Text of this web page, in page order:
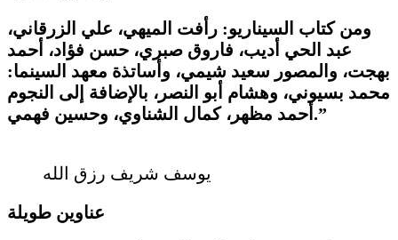
ومن كتاب السيناريو: رأفت الميهي، علي الزرقاني،
عبد الحي أديب، فاروق صبري، حسن فؤاد، أحمد
بهجت، والمصور سعيد شيمي، وأساتذة معهد السينما:
محمد بسيوني، وهشام أبو النصر، بالإضافة إلى النجوم
أحمد مظهر، كمال الشناوي، وحسين فهمي.”
يوسف شريف رزق الله
عناوين طويلة